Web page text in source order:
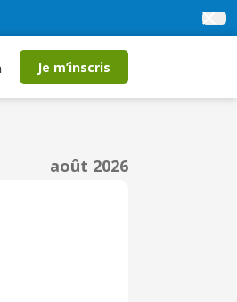
Je m’inscris
août 2026